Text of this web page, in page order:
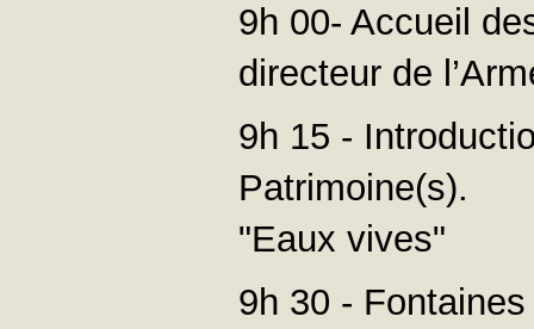
9h 00- Accueil
directeur de
9h 15 -
Patrimoine(s).
"Eaux vives"
9h 30 -